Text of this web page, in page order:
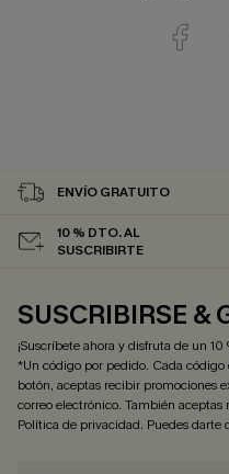
ENVÍO GRATUITO
10 % DTO. AL
SUSCRIBIRTE
SUSCRIBIRSE &
¡Suscríbete ahora y disfruta de un
*Un código por pedido. Cada
botón, aceptas recibir promociones
correo electrónico. También aceptas
Política de privacidad. Puedes darte